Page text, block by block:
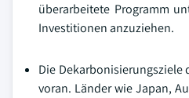
überarbeitete Programm
Investitionen anzuziehen.
Die Dekarbonisierungsziele
voran. Länder wie Japan,